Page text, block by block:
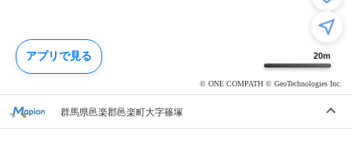
20m
© ONE COMPATH © GeoTechnologies Inc.
群馬県邑楽郡邑楽町大字篠塚
アプリで見る